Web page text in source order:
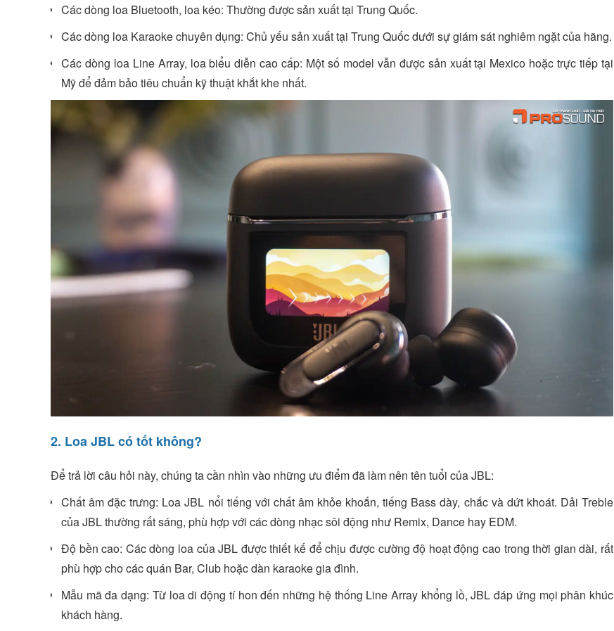
Các dòng loa Bluetooth, loa kéo: Thường được sản xuất tại Trung Quốc.
Các dòng loa Karaoke chuyên dụng: Chủ yếu sản xuất tại Trung Quốc dưới sự giám sát nghiêm ngặt của hãng.
Các dòng loa Line Array, loa biểu diễn cao cấp: Một số model vẫn được sản xuất tại Mexico hoặc trực tiếp tại
Mỹ để đảm bảo tiêu chuẩn kỹ thuật khắt khe nhất.
2. Loa JBL có tốt không?
Để trả lời câu hỏi này, chúng ta cần nhìn vào những ưu điểm đã làm nên tên tuổi của JBL:
Chất âm đặc trưng: Loa JBL nổi tiếng với chất âm khỏe khoắn, tiếng Bass dày, chắc và dứt khoát. Dải Treble
của JBL thường rất sáng, phù hợp với các dòng nhạc sôi động như Remix, Dance hay EDM.
Độ bền cao: Các dòng loa của JBL được thiết kế để chịu được cường độ hoạt động cao trong thời gian dài, rất
phù hợp cho các quán Bar, Club hoặc dàn karaoke gia đình.
Mẫu mã đa dạng: Từ loa di động tí hon đến những hệ thống Line Array khổng lồ, JBL đáp ứng mọi phân khúc
khách hàng.